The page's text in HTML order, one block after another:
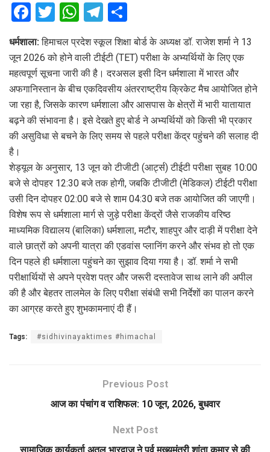
F
ce
b
o
o
k
T
tt
er
W
h
at
s
A
p
p
T
el
e
gr
a
m
h
ar
e
धर्मशाला:हिमाचल प्रदेश स्कूल शिक्षा बोर्ड के अध्यक्ष डॉ. राजेश शर्मा ने 13
जून 2026 को होने वाली टीईटी (TET) परीक्षा के अभ्यर्थियों के लिए एक
महत्वपूर्ण सूचना जारी की है। दरअसल इसी दिन धर्मशाला में भारत और
अफगानिस्तान के बीच एकदिवसीय अंतरराष्ट्रीय क्रिकेट मैच आयोजित होने
जा रहा है, जिसके कारण धर्मशाला और आसपास के क्षेत्रों में भारी यातायात
बढ़ने की संभावना है। इसे देखते हुए बोर्ड ने अभ्यर्थियों को किसी भी प्रकार
की असुविधा से बचने के लिए समय से पहले परीक्षा केंद्र पहुंचने की सलाह दी
है।
शेड्यूल के अनुसार, 13 जून को टीजीटी (आर्ट्स) टीईटी परीक्षा सुबह 10:00
बजे से दोपहर 12:30 बजे तक होगी, जबकि टीजीटी (मेडिकल) टीईटी परीक्षा
उसी दिन दोपहर 02:00 बजे से शाम 04:30 बजे तक आयोजित की जाएगी।
विशेष रूप से धर्मशाला मार्ग से जुड़े परीक्षा केंद्रों जैसे राजकीय वरिष्ठ
माध्यमिक विद्यालय (बालिका) धर्मशाला, मटौर, शाहपुर और दाड़ी में परीक्षा देने
वाले छात्रों को अपनी यात्रा की एडवांस प्लानिंग करने और संभव हो तो एक
दिन पहले ही धर्मशाला पहुंचने का सुझाव दिया गया है। डॉ. शर्मा ने सभी
परीक्षार्थियों से अपने प्रवेश पत्र और जरूरी दस्तावेज साथ लाने की अपील
की है और बेहतर तालमेल के लिए परीक्षा संबंधी सभी निर्देशों का पालन करने
का आग्रह करते हुए शुभकामनाएं दी हैं।
Tags: #sidhivinayaktimes #himachal
Previous Post
आज का पंचांग व राशिफल: 10 जून, 2026, बुधवार
Next Post